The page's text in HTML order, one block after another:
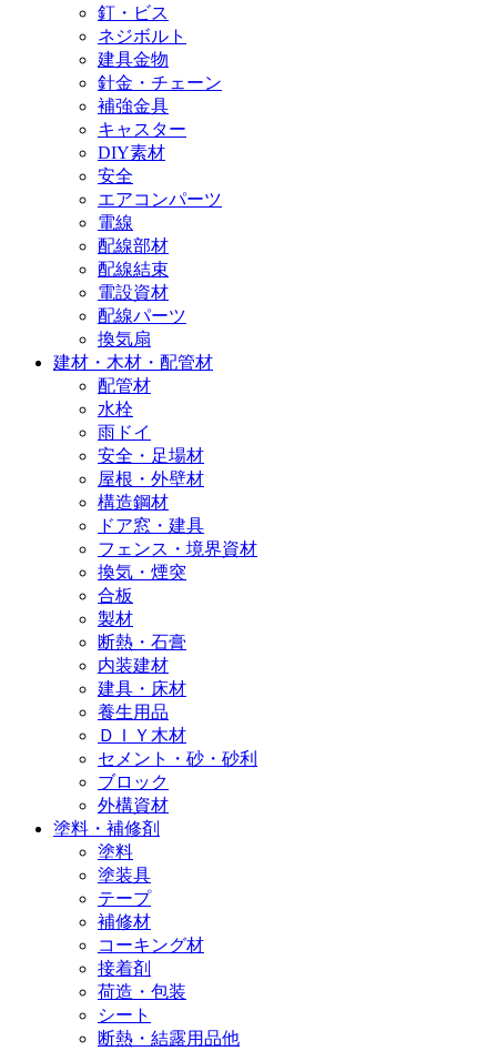
釘・ビス
ネジボルト
建具金物
針金・チェーン
補強金具
キャスター
DIY素材
安全
エアコンパーツ
電線
配線部材
配線結束
電設資材
配線パーツ
換気扇
建材・木材・配管材
配管材
水栓
雨ドイ
安全・足場材
屋根・外壁材
構造鋼材
ドア窓・建具
フェンス・境界資材
換気・煙突
合板
製材
断熱・石膏
内装建材
建具・床材
養生用品
ＤＩＹ木材
セメント・砂・砂利
ブロック
外構資材
塗料・補修剤
塗料
塗装具
テープ
補修材
コーキング材
接着剤
荷造・包装
シート
断熱・結露用品他